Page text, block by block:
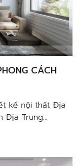
CÁCH
kế nội thất Địa
Địa Trung